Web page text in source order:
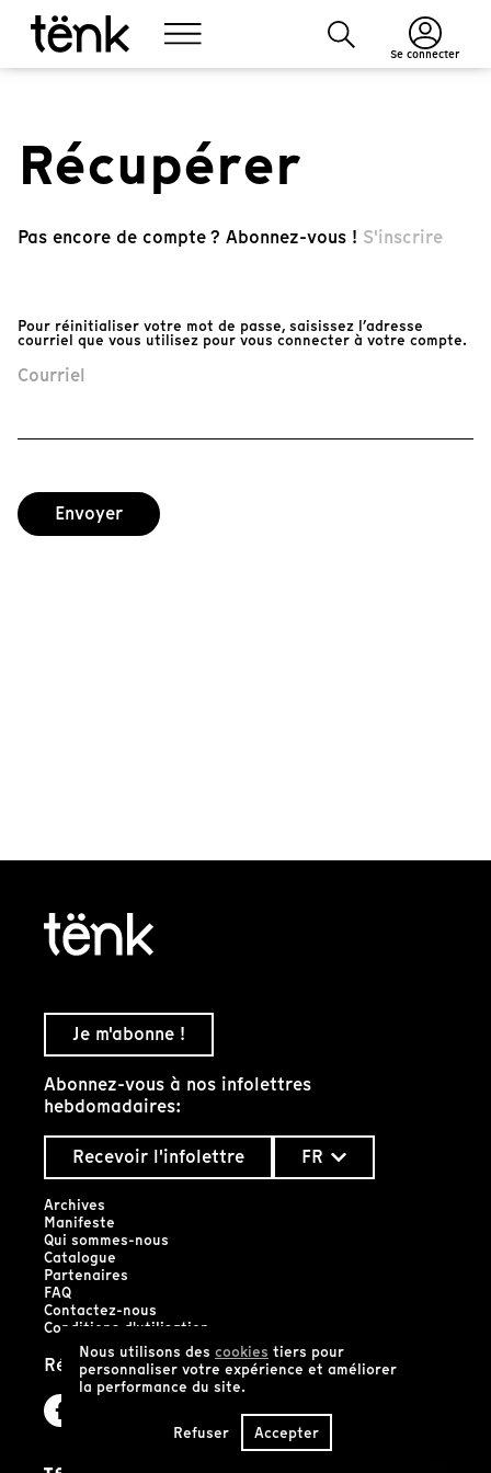
Se connecter
Récupérer
Pas encore de compte ? Abonnez-vous ! S'inscrire
Pour réinitialiser votre mot de passe, saisissez l’adresse
courriel que vous utilisez pour vous connecter à votre compte.
Courriel
Envoyer
Nous utilisons des cookies tiers pour
personnaliser votre expérience et améliorer
la performance du site.
Refuser Accepter
Je m'abonne !
Abonnez-vous à nos infolettres
hebdomadaires:
Recevoir l'infolettre
FR
Archives
Manifeste
Qui sommes-nous
Catalogue
Partenaires
FAQ
Contactez-nous
Conditions d'utilisation
Réseaux sociaux